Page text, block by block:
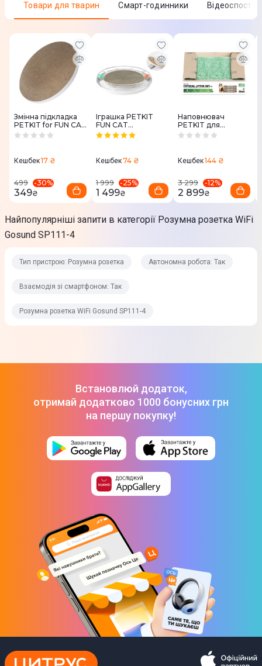
Живлення
Джерело живлення
Габарити і вага
79 x 48 x 46 мм
Колір
Білий
Матеріал
Пластик
Iнструкцiя
265.15 KB)
Товари для тварин Смарт-годинники
Змінна підкладка
PETKIT for FUN CAT
4 in 1
Кешбек17 ₴
499 -30%
349₴
Іграшка PETKIT
FUN CAT
SCRATCHER 4 in 1
Кешбек74 ₴
1 999 -25%
1 499₴
Наповнювач
PETKIT для
PUROBOT
шт) C02
Кешбек144 ₴
3 299 -12%
2 899₴
Найпопулярніші запити в категорії Розумна розетка WiFi
Gosund SP111-4
Тип пристрою: Розумна розетка Автономна робота: Так
Взаємодія зі смартфоном: Так
Розумна розетка WiFi Gosund SP111-4
Встановлюй додаток,
отримай додатково 1000 бонусних грн
на першу покупку!